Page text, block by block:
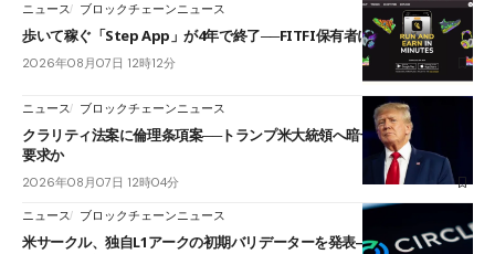
ニュース ブロックチェーンニュース
歩いて稼ぐ「Step App」が4年で終了──FITFI保有者に対応呼びかけ
2026年08月07日 12時12分
ニュース ブロックチェーンニュース
クラリティ法案に倫理条項案──トランプ米大統領へ暗号資産事業の売却
要求か
2026年08月07日 12時04分
ニュース ブロックチェーンニュース
米サークル、独自L1アークの初期バリデーターを発表――ブラックロッ